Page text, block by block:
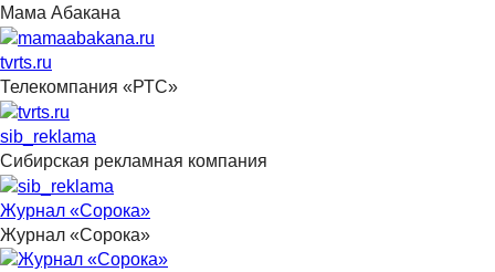
Мама Абакана
tvrts.ru
Телекомпания «РТС»
sib_reklama
Сибирская рекламная компания
Журнал «Сорока»
Журнал «Сорока»